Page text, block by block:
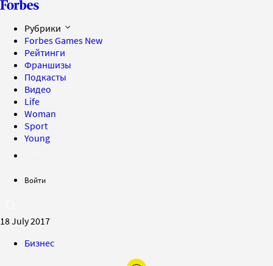
Рубрики
Forbes Games New
Рейтинги
Франшизы
Подкасты
Видео
Life
Woman
Sport
Young
Войти
18 July 2017
Бизнес